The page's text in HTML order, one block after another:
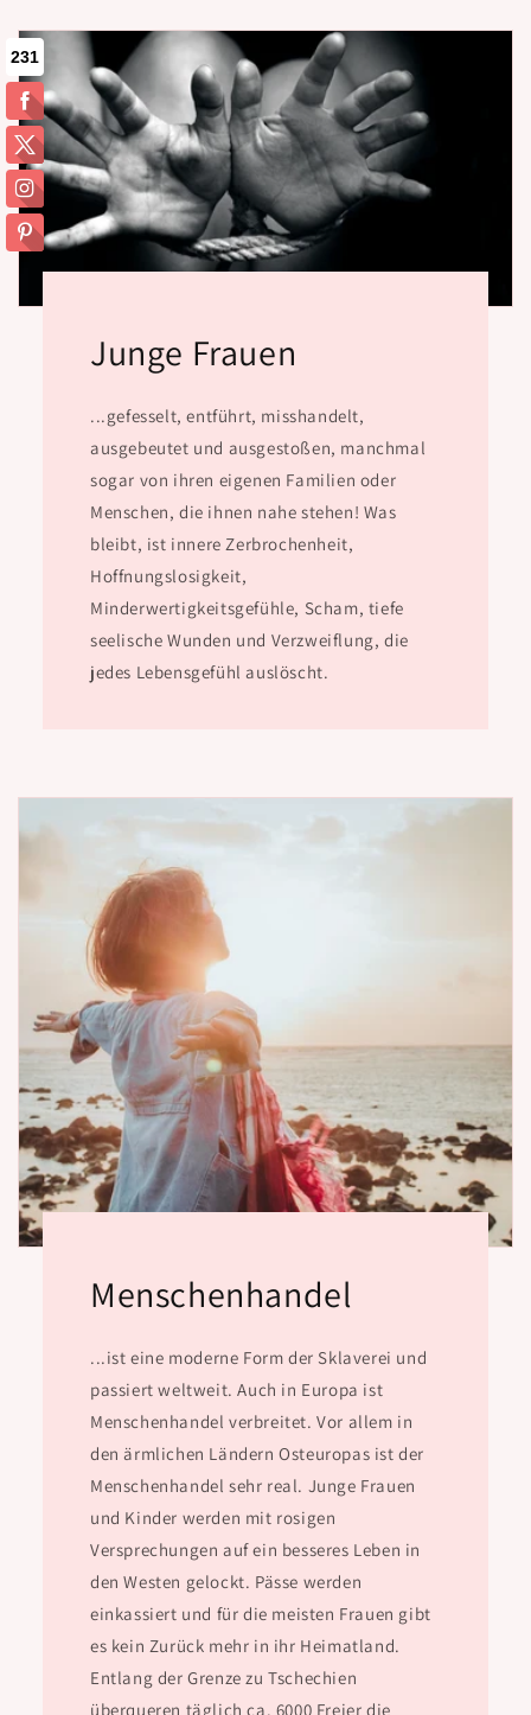
Junge Frauen
...gefesselt, entführt, misshandelt,
ausgebeutet und ausgestoßen, manchmal
sogar von ihren eigenen Familien oder
Menschen, die ihnen nahe stehen! Was
bleibt, ist innere Zerbrochenheit,
Hoffnungslosigkeit,
Minderwertigkeitsgefühle, Scham, tiefe
seelische Wunden und Verzweiflung, die
jedes Lebensgefühl auslöscht.
Menschenhandel
...ist eine moderne Form der Sklaverei und
passiert weltweit. Auch in Europa ist
Menschenhandel verbreitet. Vor allem in
den ärmlichen Ländern Osteuropas ist der
Menschenhandel sehr real. Junge Frauen
und Kinder werden mit rosigen
Versprechungen auf ein besseres Leben in
den Westen gelockt. Pässe werden
einkassiert und für die meisten Frauen gibt
es kein Zurück mehr in ihr Heimatland.
Entlang der Grenze zu Tschechien
überqueren täglich ca. 6000 Freier die